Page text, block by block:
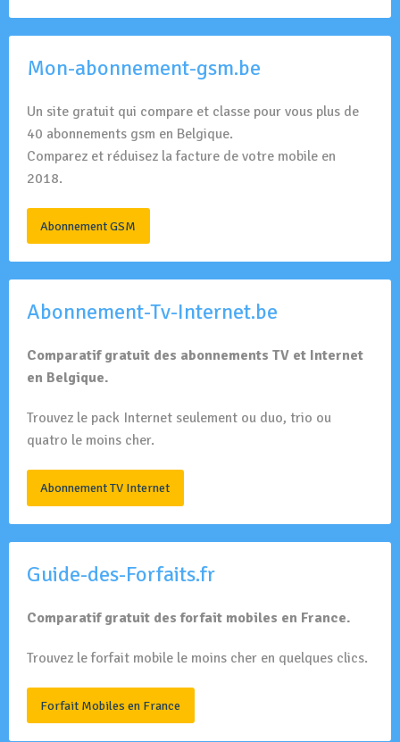
Mon-abonnement-gsm.be
Un site gratuit qui compare et classe pour vous plus de
40 abonnements gsm en Belgique.
Comparez et réduisez la facture de votre mobile en
2018.
Abonnement GSM
Abonnement-Tv-Internet.be
Comparatif gratuit des abonnements TV et Internet
en Belgique.
Trouvez le pack Internet seulement ou duo, trio ou
quatro le moins cher.
Abonnement TV Internet
Guide-des-Forfaits.fr
Comparatif gratuit des forfait mobiles en France.
Trouvez le forfait mobile le moins cher en quelques clics.
Forfait Mobiles en France